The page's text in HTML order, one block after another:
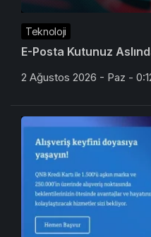
Teknoloji
E-Posta Kutunuz
2 Ağustos 2026 - Paz -